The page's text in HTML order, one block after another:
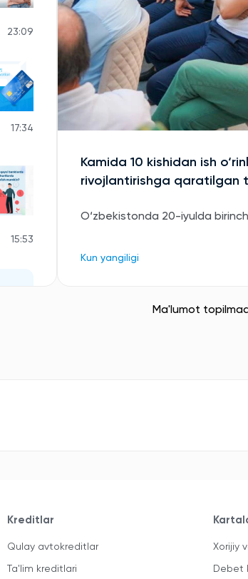
23:09
17:34
15:53
Kamida 10 kishidan ish
rivojlantirishga qaratilgan
O‘zbekistonda 20-iyulda
Kun yangiligi
Ma'lumot
Kreditlar
Qulay avtokreditlar
Ta'lim kreditlari
Xorijiy
Debet